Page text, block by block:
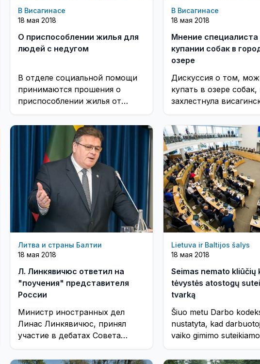
В Висагинасе
18 мая 2018
О приспособлении жилья для
людей с недугом
В отделе социальной помощи
принимаются прошения о
приспособлении жилья от
людей с недугом, имеющих
заболевания, связанные с
органами движения
В Висагинасе
18 мая 2018
Мнение
купании собак в
озере
Дискуссия о том,
купать в озере собак,
захлестнула
группы фэйсбука
статьи. В
Литва и страны Балтии
18 мая 2018
Л. Линкявичюс ответил на
"поучения" представителя
России
Министр иностранных дел
Линас Линкявичюс, принял
участие в дебатах Совета
Безопасности ООН о роли
международного права в
Lietuva ir Baltijos šalys
18 мая 2018
Seimas nemato kliūčių
tėvystės atostogų
tvarką
Šiuo metu Darbo
nustatyta, kad
vaiko gimimo
trisdešimt kalendorinių
nepertraukiamos